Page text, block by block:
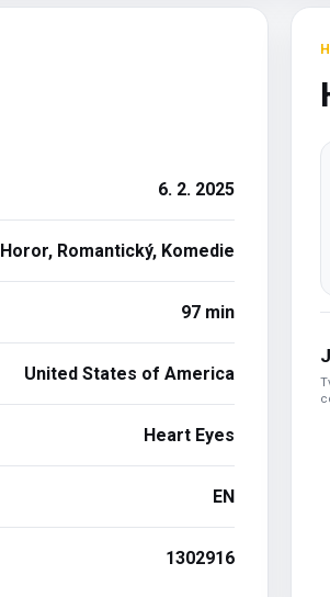
6. 2. 2025
Horor, Romantický, Komedie
97 min
United States of America
Heart Eyes
EN
1302916